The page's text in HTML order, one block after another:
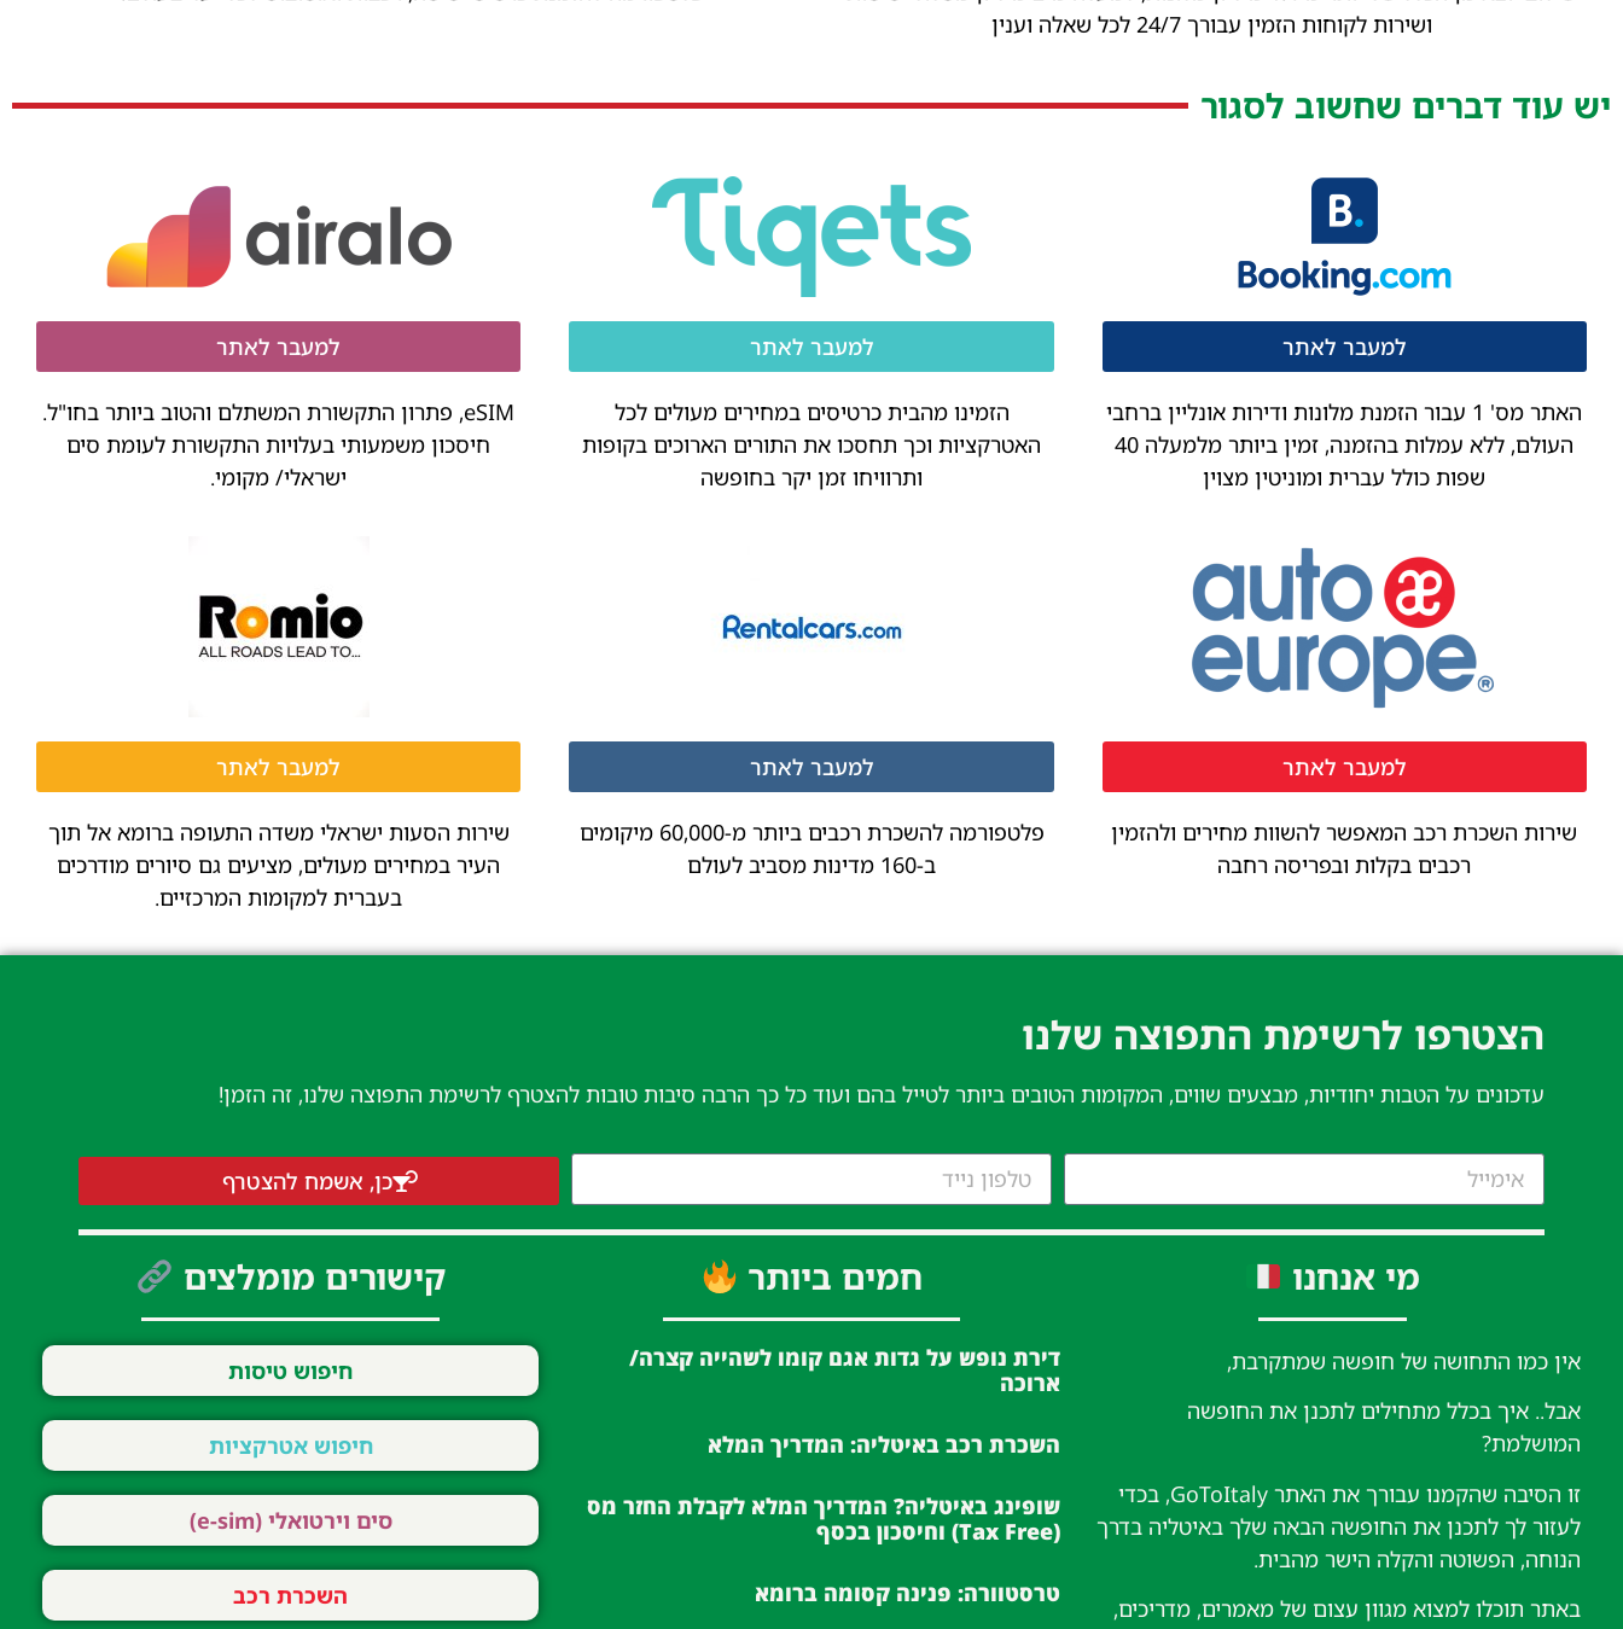
ושירות לקוחות הזמין עבורך 24/7 לכל שאלה וענין
יש עוד דברים שחשוב לסגור
למעבר לאתר
האתר מס' 1 עבור הזמנת מלונות ודירות אונליין ברחבי
העולם, ללא עמלות בהזמנה, זמין ביותר מלמעלה 40
שפות כולל עברית ומוניטין מצוין
למעבר לאתר
הזמינו מהבית כרטיסים במחירים מעולים לכל
האטרקציות וכך תחסכו את התורים הארוכים בקופות
ותרוויחו זמן יקר בחופשה
למעבר לאתר
eSIM, פתרון התקשורת המשתלם והטוב ביותר בחו"ל.
חיסכון משמעותי בעלויות התקשורת לעומת סים
ישראלי/ מקומי.
למעבר לאתר
שירות השכרת רכב המאפשר להשוות מחירים ולהזמין
רכבים בקלות ובפריסה רחבה
למעבר לאתר
פלטפורמה להשכרת רכבים ביותר מ-60,000 מיקומים
ב-160 מדינות מסביב לעולם
למעבר לאתר
שירות הסעות ישראלי משדה התעופה ברומא אל תוך
העיר במחירים מעולים, מציעים גם סיורים מודרכים
בעברית למקומות המרכזיים.
הצטרפו לרשימת התפוצה שלנו​
עדכונים על הטבות יחודיות, מבצעים שווים, המקומות הטובים ביותר לטייל בהם ועוד כל כך הרבה סיבות טובות להצטרף לרשימת התפוצה שלנו, זה הזמן!
כן, אשמח להצטרף
מי אנחנו
אין כמו התחושה של חופשה שמתקרבת,
אבל.. איך בכלל מתחילים לתכנן את החופשה
המושלמת?
זו הסיבה שהקמנו עבורך את האתר GoToItaly, בכדי
לעזור לך לתכנן את החופשה הבאה שלך באיטליה בדרך
הנוחה, הפשוטה והקלה הישר מהבית.
באתר תוכלו למצוא מגוון עצום של מאמרים, מדריכים,
חמים ביותר
דירת נופש על גדות אגם קומו לשהייה קצרה/
ארוכה
השכרת רכב באיטליה: המדריך המלא
שופינג באיטליה? המדריך המלא לקבלת החזר מס
(Tax Free) וחיסכון בכסף
טרסטוורה: פנינה קסומה ברומא
קישורים מומלצים
חיפוש טיסות
חיפוש אטרקציות
סים וירטואלי (e-sim)
השכרת רכב